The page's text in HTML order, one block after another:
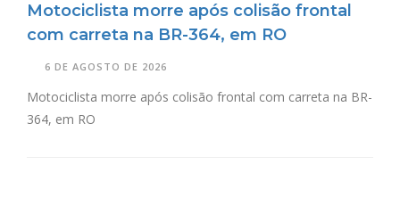
Motociclista morre após colisão frontal
com carreta na BR-364, em RO
6 DE AGOSTO DE 2026
Motociclista morre após colisão frontal com carreta na BR-
364, em RO